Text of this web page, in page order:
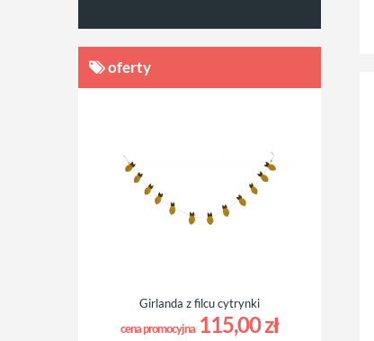
oferty
Girlanda z filcu cytrynki
cena promocyjna 115,00 zł